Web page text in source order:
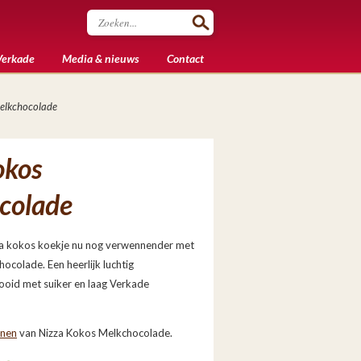
Media & nieuws Contact
kokos koekje nu nog verwennender met
Een heerlijk luchtig
met suiker en laag Verkade
van Nizza Kokos Melkchocolade.